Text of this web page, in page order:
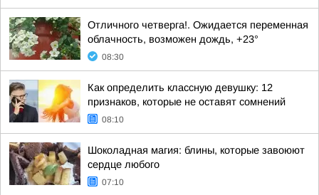
Отличного четверга!. Ожидается переменная
облачность, возможен дождь, +23°
08:30
Как определить классную девушку: 12
признаков, которые не оставят сомнений
08:10
Шоколадная магия: блины, которые завоюют
сердце любого
07:10